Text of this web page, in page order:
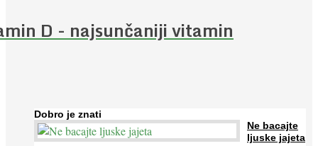
D - najsunčaniji vitamin
Dobro je znati
Ne bacajte
ljuske jajeta